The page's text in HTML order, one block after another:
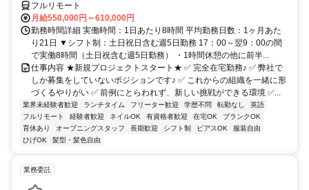
フルリモート
月給550,000円～610,000円
勤務時間詳細 実働時間：1日あたり8時間 平均勤務日数：1ヶ月あた
り21日 ▼シフト制：土日祝日含む週5日勤務 17：00～翌9：00の間
で実働8時間（土日祝含む週5日勤務） ・1時間休憩の他に前半...
仕事内容 ★新規プロジェクトスタート★ ✅ 完全在宅勤務♪ ✅ 弊社で
しか募集をしていないポジションです♪ ✅ これからの組織を一緒に形
づくるやりがい ✅ 前例にとらわれず、新しい挑戦ができる環境 ✅...
業界未経験者歓迎 ランチタイム フリーター歓迎 学歴不問 転勤なし
英語
フルリモート
経験者歓迎 ネイルOK 有資格者歓迎 在宅OK
ブランクOK
育休あり
オープニングスタッフ 長期歓迎 シフト制 ピアスOK
服装自由
ひげOK
髪型・髪色自由
業務委託